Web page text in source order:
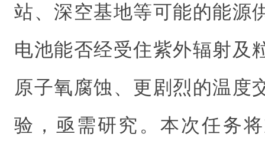
站、深空基地等可能的能源
电池能否经受住紫外辐射及
原子氧腐蚀、更剧烈的温度
验，亟需研究。 本次任务